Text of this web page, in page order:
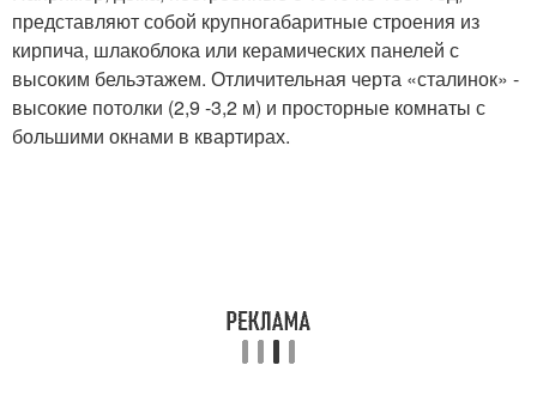
представляют собой крупногабаритные строения из
кирпича, шлакоблока или керамических панелей с
высоким бельэтажем. Отличительная черта «сталинок» -
высокие потолки (2,9 -3,2 м) и просторные комнаты с
большими окнами в квартирах.